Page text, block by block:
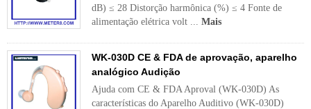
dB) ≤ 28 Distorção harmônica (%) ≤ 4 Fonte de
alimentação elétrica volt ... Mais
WK-030D CE & FDA de aprovação, aparelho
analógico Audição
Ajuda com CE & FDA Aproval (WK-030D) As
características do Aparelho Auditivo (WK-030D)